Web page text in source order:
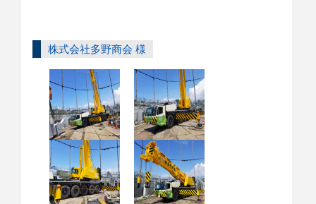
株式会社多野商会 様